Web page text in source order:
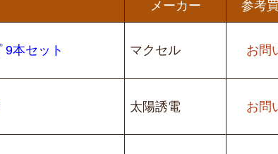
メーカー 参考
本セット マクセル お問
太陽誘電 お問